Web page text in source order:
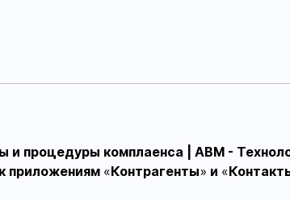
и процедуры комплаенса | АВМ -
приложениям «Контрагенты» и «